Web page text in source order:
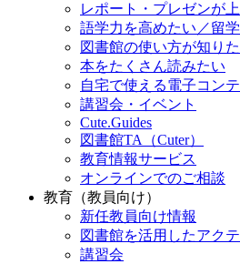
レポート・プレゼンが
語学力を高めたい／留
図書館の使い方が知り
本をたくさん読みたい
自宅で使える電子コン
講習会・イベント
Cute.Guides
図書館TA（Cuter）
教育情報サービス
オンラインでのご相談
教育（教員向け）
新任教員向け情報
図書館を活用したアク
講習会